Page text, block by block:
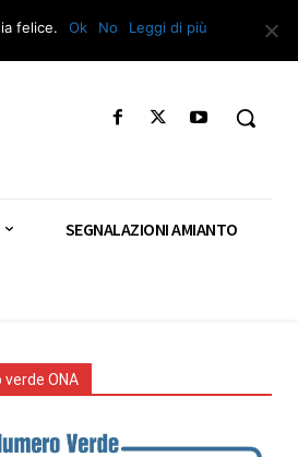
SEGNALAZIONI AMIANTO
verde ONA
felice. Ok No Leggi di più